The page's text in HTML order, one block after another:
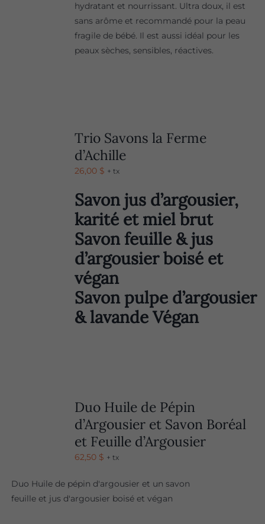
hydratant et nourrissant. Ultra doux, il est
sans arôme et recommandé pour la peau
fragile de bébé. Il est aussi idéal pour les
peaux sèches, sensibles, réactives.
Trio Savons la Ferme
d’Achille
26,00 $ + tx
Savon jus d’argousier,
karité et miel brut
Savon feuille & jus
d’argousier boisé et
végan
Savon pulpe d’argousier
& lavande Végan
Duo Huile de Pépin
d’Argousier et Savon Boréal
et Feuille d’Argousier
62,50 $ + tx
Duo Huile de pépin d'argousier et un savon
feuille et jus d'argousier boisé et végan